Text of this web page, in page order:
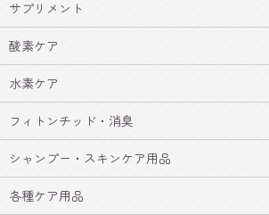
サプリメント
酸素ケア
水素ケア
フィトンチッド・消臭
シャンプー・スキンケア用品
各種ケア用品